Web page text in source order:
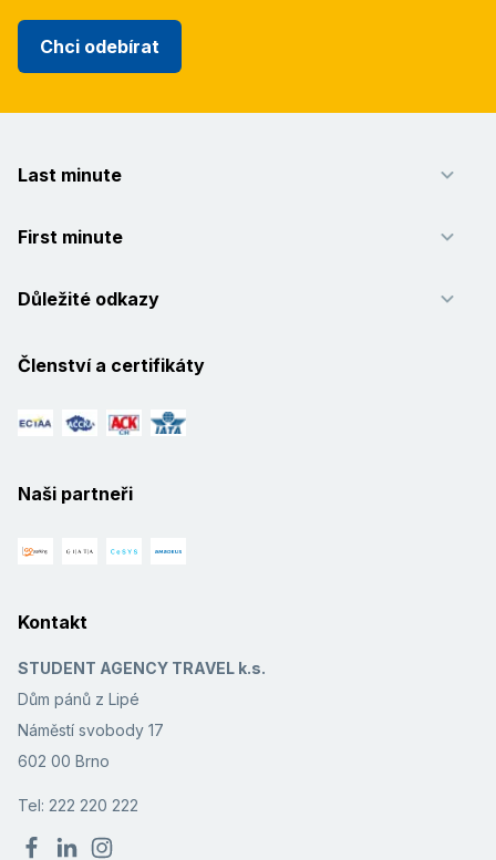
Chci odebírat
Last minute
First minute
Důležité odkazy
Členství a certifikáty
Naši partneři
Kontakt
STUDENT AGENCY TRAVEL k.s.
Dům pánů z Lipé
Náměstí svobody 17
602 00 Brno
Tel: 222 220 222